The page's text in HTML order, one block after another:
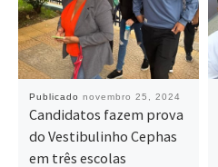
Publicado novembro 25, 2024
Candidatos fazem prova
do Vestibulinho Cephas
em três escolas